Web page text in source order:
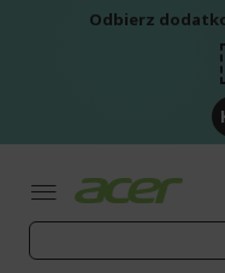
Odbierz